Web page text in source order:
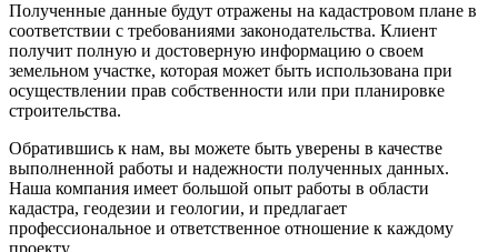
Полученные данные будут отражены на кадастровом плане в
соответствии с требованиями законодательства. Клиент
получит полную и достоверную информацию о своем
земельном участке, которая может быть использована при
осуществлении прав собственности или при планировке
строительства.
Обратившись к нам, вы можете быть уверены в качестве
выполненной работы и надежности полученных данных.
Наша компания имеет большой опыт работы в области
кадастра, геодезии и геологии, и предлагает
профессиональное и ответственное отношение к каждому
проекту.